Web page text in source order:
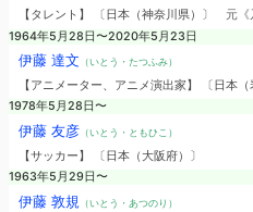
【タレント】 〔日本（神奈川県）〕 元《
1964年5月28日〜2020年5月23日
伊藤 達文 （いとう・たつふみ）
【アニメーター、アニメ演出家】 〔日本
1978年5月28日〜
伊藤 友彦（いとう・ともひこ）
【サッカー】 〔日本（大阪府）〕
1963年5月29日〜
伊藤 敦規 （いとう・あつのり）